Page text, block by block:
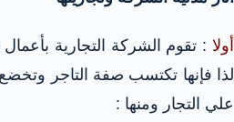
أولا : تقوم الشركة التجارية
لذا فإنها تكتسب صفة التاجر
علي التجار ومنها :